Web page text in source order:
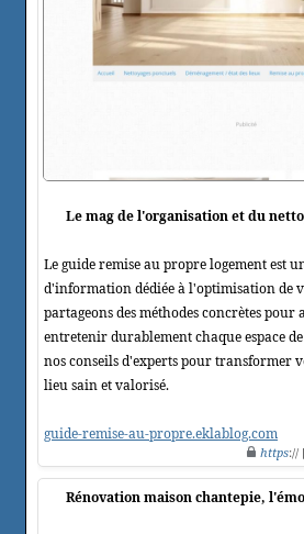
Le mag de l'organisation et du
Le guide remise au propre logement est
d'information dédiée à l'optimisation de
partageons des méthodes concrètes pour
entretenir durablement chaque espace
nos conseils d'experts pour transformer
lieu sain et valorisé.
guide-remise-au-propre.eklablog.com
https://
Rénovation maison chantepie,